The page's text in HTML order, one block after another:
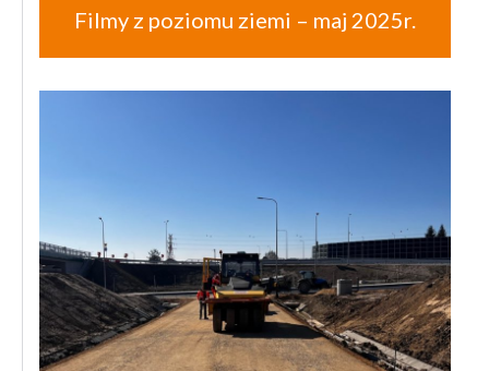
Filmy z poziomu ziemi – maj 2025r.